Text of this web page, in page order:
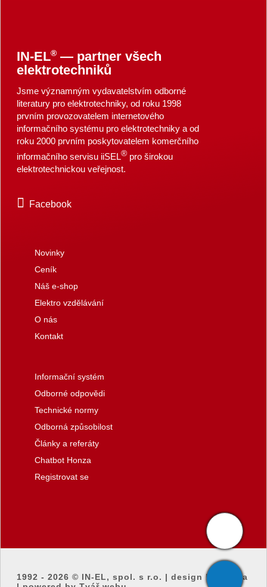
IN-EL®— partner všech
elektrotechniků
Jsme významným vydavatelstvím odborné
literatury pro elektrotechniky, od roku 1998
prvním provozovatelem internetového
informačního systému pro elektrotechniky a od
roku 2000 prvním poskytovatelem komerčního
informačního servisu iiSEL®pro širokou
elektrotechnickou veřejnost.
Facebook
Novinky
Ceník
Náš e-shop
Elektro vzdělávání
O nás
Kontakt
Informační systém
Odborné odpovědi
Technické normy
Odborná způsobilost
Články a referáty
Chatbot Honza
Registrovat se
1992 - 2026 © IN-EL, spol. s r.o. | design by honza